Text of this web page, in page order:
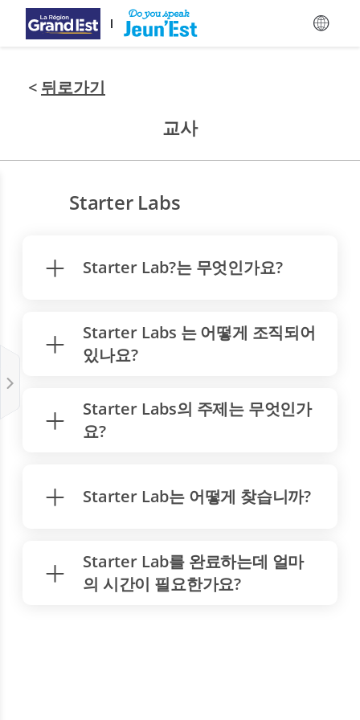
주요 콘텐츠로 건너뛰기
< 뒤로가기
교사
Starter Labs
Starter Lab?는 무엇인가요?
Starter Labs 는 어떻게 조직되어
있나요?
Starter Labs의 주제는 무엇인가
요?
Starter Lab는 어떻게 찾습니까?
Starter Lab를 완료하는데 얼마
의 시간이 필요한가요?